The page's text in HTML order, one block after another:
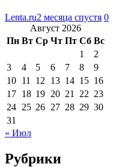
Lenta.ru2 месяца спустя 0
Август 2026
Пн Вт Ср Чт Пт Сб Вс
1
2
3
4 5 6 7 8
9
10 11 12 13 14 15 16
17 18 19 20 21 22 23
24 25 26 27 28 29 30
31
« Июл
Рубрики